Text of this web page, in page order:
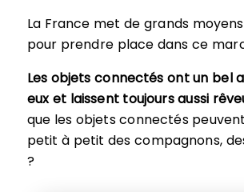
La France met de grands
pour prendre place dans ce
Les objets connectés ont un bel
eux et laissent toujours aussi
que les objets connectés
petit à petit des compagnons,
?